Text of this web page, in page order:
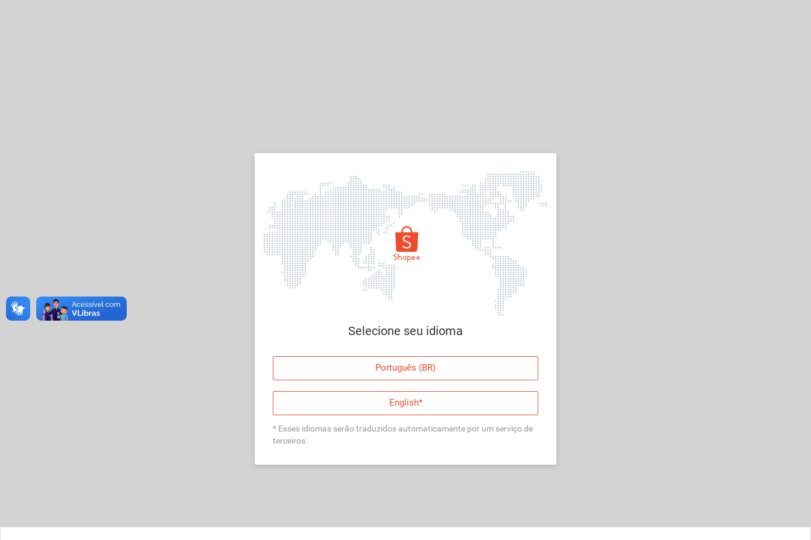
Selecione seu idioma
Português (BR)
English*
* Esses idiomas serão traduzidos automaticamente por um serviço de
terceiros.